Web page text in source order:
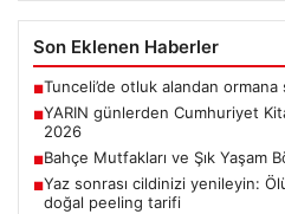
Son Eklenen Haberler
■Tunceli’de otluk alandan ormana
■YARIN günlerden Cumhuriyet
2026
■Bahçe Mutfakları ve Şık Yaşam
■Yaz sonrası cildinizi yenileyin:
doğal peeling tarifi